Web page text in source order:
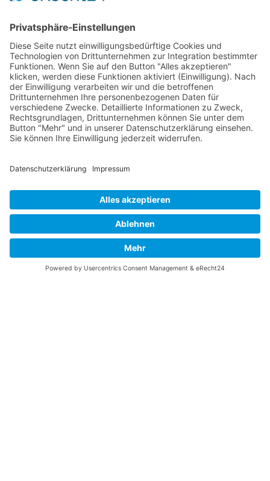
INFO
Über diese B-17 Webseite
Kontakt
Impressum
Datenschutzerklärung
B-17 Fan Store
Links
UNTERSTÜTZEN
Gefällt Ihnen diese Website über die B-17 Flying
Fortress? Ich könnte Ihnen helfen, die Informationen
zu finden, die Sie suchen? Ich würde mich sehr
freuen, wenn Sie meine Arbeit jetzt mitPayPal